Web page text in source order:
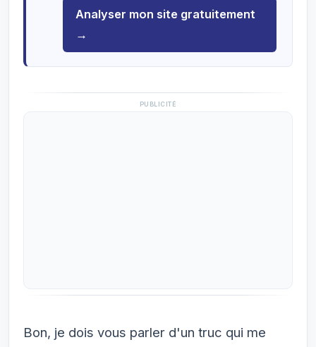
Analyser mon site gratuitement
→
PUBLICITÉ
Bon, je dois vous parler d'un truc qui me